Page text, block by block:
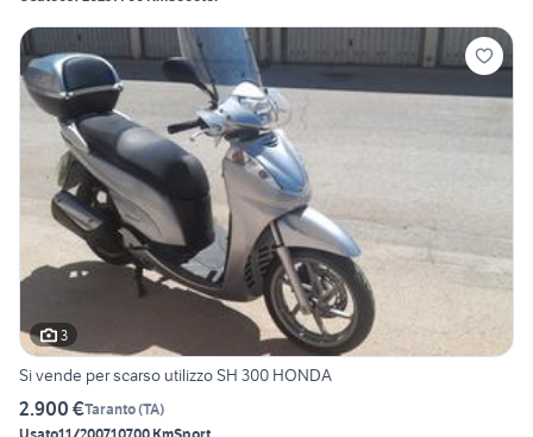
3
Si vende per scarso utilizzo SH 300 HONDA
2.900 €Taranto(TA)